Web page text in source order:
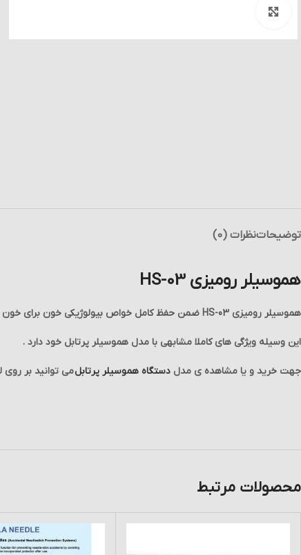
توضیحاتنظرات (0)
هموسیلر رومیزی HS-03
هموسیلر رومیزی HS-03 ضمن حفظ کامل خواص بیولوژیکی خون برای خون گیری استفاده می شود .
این وسیله ویژگی های کاملا مشابهی با مدل هموسیلر پرتابل خود دارد .
جهت خرید و یا مشاهده ی مدل دستگاه هموسیلر پرتابلمی توانید بر
محصولات مرتبط